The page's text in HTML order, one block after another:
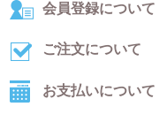
会員登録について
ご注文について
お支払いについて